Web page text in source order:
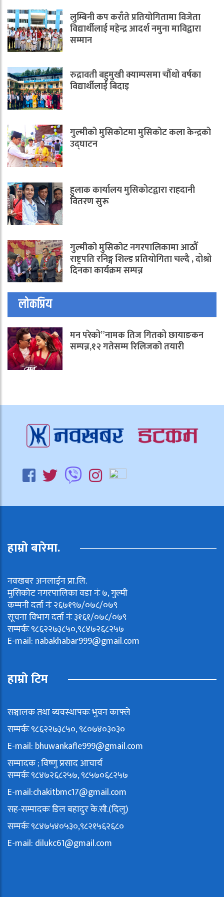
लुम्बिनी कप कराँते प्रतियोगितामा विजेता
विद्यार्थीलाई महेन्द्र आदर्श नमुना माविद्वारा
सम्मान
रुद्रावती बहुमुखी क्याम्पसमा चौँथो वर्षका
विद्यार्थीलाई बिदाइ
गुल्मीको मुसिकोटमा मुसिकोट कला केन्द्रको
उद्घाटन
हुलाक कार्यालय मुसिकोटद्वारा राहदानी
वितरण सुरू
गुल्मीको मुसिकोट नगरपालिकामा आठौँ
राष्ट्रपति रनिङ्ग शिल्ड प्रतियोगिता चल्दै , दोश्रो
दिनका कार्यक्रम सम्पन्न
लोकप्रिय
मन परेको”नामक तिज गितको छायाङकन
सम्पन्न,१२ गतेसम्म रिलिजको तयारी
हाम्रो बारेमा.
नवखबर अनलाईन प्रा.लि.
मुसिकोट नगरपालिका वडा नंः ७, गुल्मी
कम्पनी दर्ता नंः २६७१९७/०७८/०७९
सूचना विभाग दर्ता नंः ३१६१/०७८/०७९
सम्पर्कः ९८६२२७३८५०,९८४७२६८२५७
E-mail: nabakhabar999@gmail.com
हाम्रो टिम
सञ्चालक तथा ब्यवस्थापकः भुवन काफ्ले
सम्पर्कः ९८६२२७३८५०, ९८०७४०३०३०
E-mail: bhuwankafle999@gmail.com
सम्पादक ; विष्णु प्रसाद आचार्य
सम्पर्कः ९८४७२६८२५७, ९८५७०६८२५७
E-mail:chakitbmc17@gmail.com
सह-सम्पादकः डिल बहादुर के.सी.(दिलु)
सम्पर्कः ९८४७५४०५३०,९८२१५६२६८०
E-mail: dilukc61@gmail.com